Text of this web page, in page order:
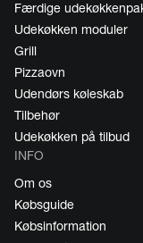
Færdige
Udekøkken moduler
Grill
Pizzaovn
Udendørs køleskab
Tilbehør
Udekøkken på tilbud
INFO
Om os
Købsguide
Købsinformation